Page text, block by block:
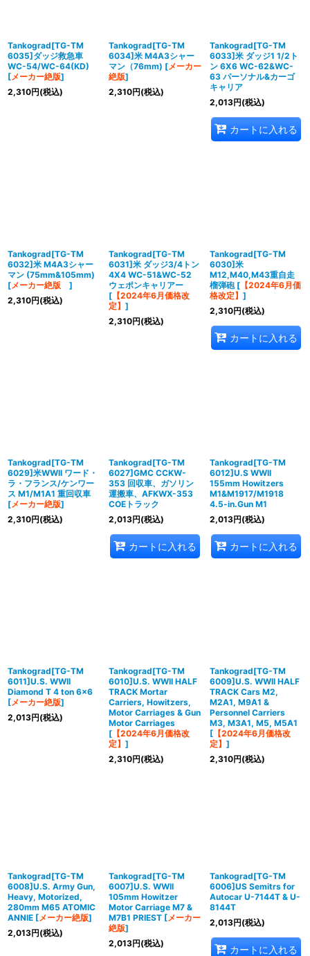
Tankograd[TG-TM
6035]ダッジ救急車
WC-54/WC-64(KD)
[メーカー絶版]
2,310円(税込)
Tankograd[TG-TM
6034]米 M4A3シャー
マン（76mm) [メーカー
絶版]
2,310円(税込)
Tankograd[TG-TM
6033]米 ダッジ1 1/2ト
ン 6X6 WC-62&WC-
63 パーソナル&カーゴ
キャリア
2,013円(税込)
カートに入れる
Tankograd[TG-TM
6032]米 M4A3シャー
マン (75mm&105mm)
[メーカー絶版 ]
2,310円(税込)
Tankograd[TG-TM
6031]米 ダッジ3/4トン
4X4 WC-51&WC-52
ウェポンキャリアー
[【2024年6月価格改
定】 ]
2,310円(税込)
Tankograd[TG-TM
6030]米
M12,M40,M43重自走
榴弾砲 [【2024年6月価
格改定】 ]
2,310円(税込)
カートに入れる
Tankograd[TG-TM
6029]米WWII ワード・
ラ・フランス/ケンワー
ス M1/M1A1 重回収車
[メーカー絶版]
2,310円(税込)
Tankograd[TG-TM
6027]GMC CCKW-
353 回収車、ガソリン
運搬車、AFKWX-353
COEトラック
2,013円(税込)
カートに入れる
Tankograd[TG-TM
6012]U.S WWII
155mm Howitzers
M1&M1917/M1918
4.5-in.Gun M1
2,013円(税込)
カートに入れる
Tankograd[TG-TM
6011]U.S. WWII
Diamond T 4 ton 6x6
[メーカー絶版]
2,013円(税込)
Tankograd[TG-TM
6010]U.S. WWII HALF
TRACK Mortar
Carriers, Howitzers,
Motor Carriages & Gun
Motor Carriages
[【2024年6月価格改
定】 ]
2,310円(税込)
Tankograd[TG-TM
6009]U.S. WWII HALF
TRACK Cars M2,
M2A1, M9A1 &
Personnel Carriers
M3, M3A1, M5, M5A1
[【2024年6月価格改
定】 ]
2,310円(税込)
Tankograd[TG-TM
6008]U.S. Army Gun,
Heavy, Motorized,
280mm M65 ATOMIC
ANNIE [メーカー絶版]
2,013円(税込)
Tankograd[TG-TM
6007]U.S. WWII
105mm Howitzer
Motor Carriage M7 &
M7B1 PRIEST [メーカー
絶版]
2,013円(税込)
Tankograd[TG-TM
6006]US Semitrs for
Autocar U-7144T & U-
8144T
2,013円(税込)
カートに入れる